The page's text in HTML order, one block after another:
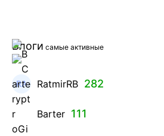
Блоги самые активные
RatmirRB 282
Barter 111